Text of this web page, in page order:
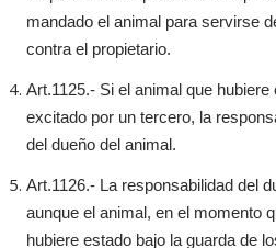
mandado el animal para servirse
contra el propietario.
Art.1125.- Si el animal que
excitado por un tercero, la
del dueño del animal.
Art.1126.- La responsabilidad del
aunque el animal, en el momento
hubiere estado bajo la guarda de